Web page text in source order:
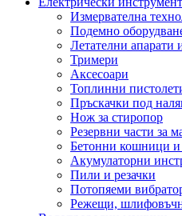
Измервателна
Подемно
Летателни апарати
Тримери
Аксесоари
Топлинни
Пръскачки под
Нож за стиропор
Резервни части за
Бетонни кошници и
Акумулаторни
Пили и резачки
Потопяеми
Режещи,